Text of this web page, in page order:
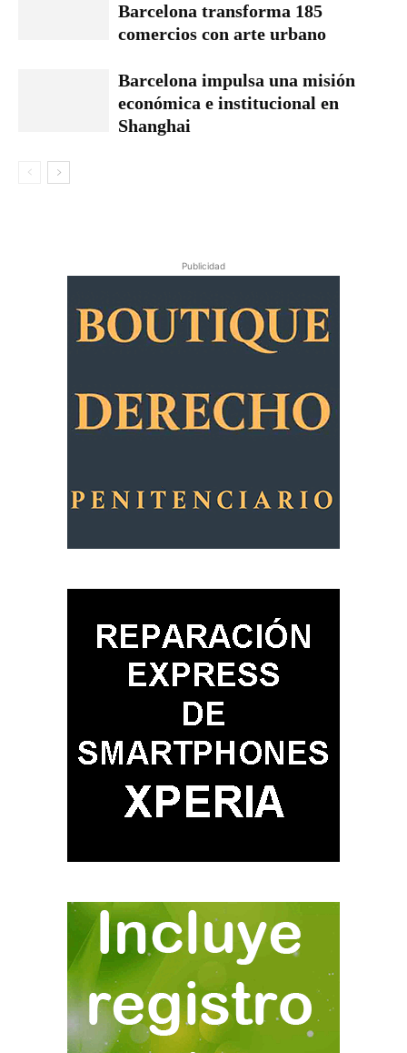
Barcelona transforma 185
comercios con arte urbano
Barcelona impulsa una misión
económica e institucional en
Shanghai
Publicidad